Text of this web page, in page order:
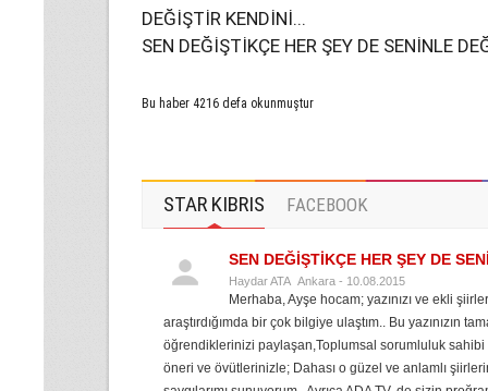
DEĞİŞTİR KENDİNİ...
SEN DEĞİŞTİKÇE HER ŞEY DE SENİNLE
Bu haber 4216 defa okunmuştur
STAR KIBRIS FACEBOOK
SEN DEĞİŞTİKÇE HER ŞEY DE
Haydar ATA Ankara - 10.08.2015
Merhaba, Ayşe hocam; yazınızı ve ekli
araştırdığımda bir çok bilgiye ulaştım.. Bu yazınızın
öğrendiklerinizi paylaşan,Toplumsal sorumluluk
öneri ve övütlerinizle; Dahası o güzel ve anlamlı